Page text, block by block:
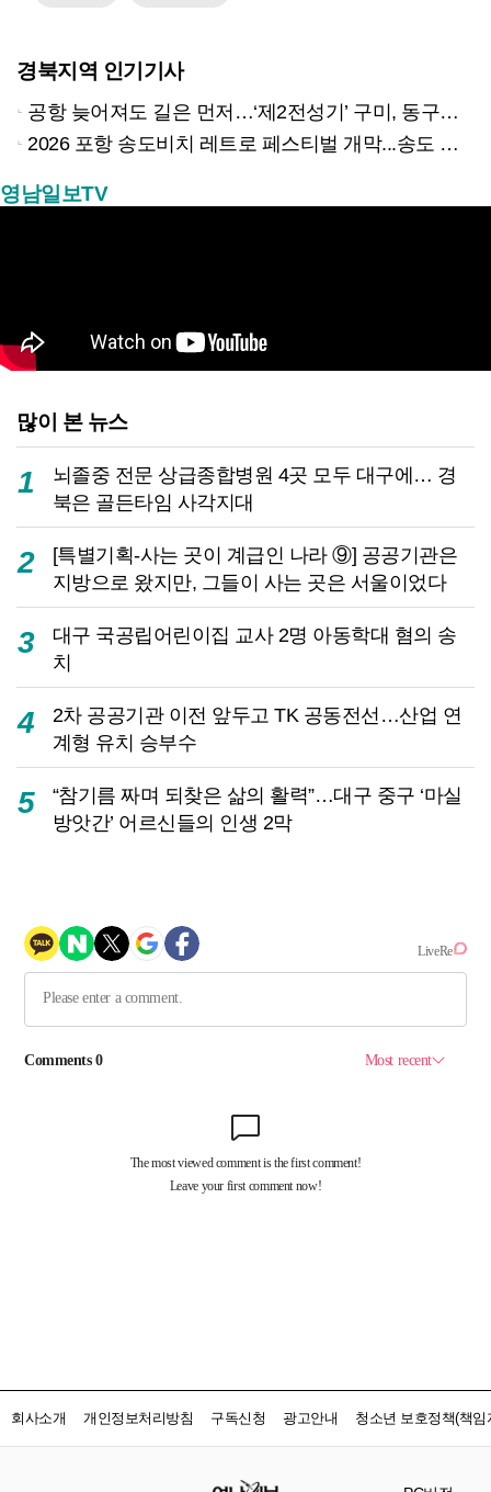
경북지역 인기기사
공항 늦어져도 길은 먼저…‘제2전성기’ 구미, 동구미역 더 절실
2026 포항 송도비치 레트로 페스티벌 개막...송도 밤바다 달군 레트로 열기
영남일보TV
많이 본 뉴스
1
뇌졸중 전문 상급종합병원 4곳 모두 대구에… 경
북은 골든타임 사각지대
2
[특별기획-사는 곳이 계급인 나라 ⑨] 공공기관은
지방으로 왔지만, 그들이 사는 곳은 서울이었다
3
대구 국공립어린이집 교사 2명 아동학대 혐의 송
치
4
2차 공공기관 이전 앞두고 TK 공동전선…산업 연
계형 유치 승부수
5
“참기름 짜며 되찾은 삶의 활력”…대구 중구 ‘마실
방앗간’ 어르신들의 인생 2막
회사소개 개인정보처리방침 구독신청 광고안내 청소년 보호정책(책임